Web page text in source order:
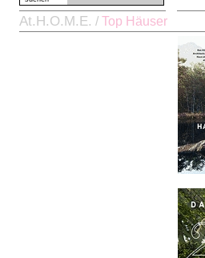
At.H.O.M.E. / Top Häuser